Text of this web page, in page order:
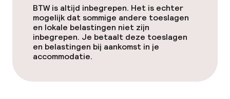
Overal rookvrij
BTW is altijd inbegrepen. Het is echter
mogelijk dat sommige andere toeslagen
en lokale belastingen niet zijn
inbegrepen. Je betaalt deze toeslagen
en belastingen bij aankomst in je
accommodatie.